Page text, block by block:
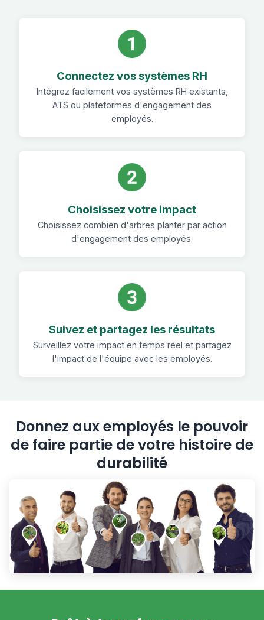
Connectez vos systèmes RH
Intégrez facilement vos systèmes RH existants,
ATS ou plateformes d'engagement des
employés.
Choisissez votre impact
Choisissez combien d'arbres planter par action
d'engagement des employés.
Suivez et partagez les résultats
Surveillez votre impact en temps réel et partagez
l'impact de l'équipe avec les employés.
Donnez aux employés le pouvoir
de faire partie de votre histoire de
durabilité